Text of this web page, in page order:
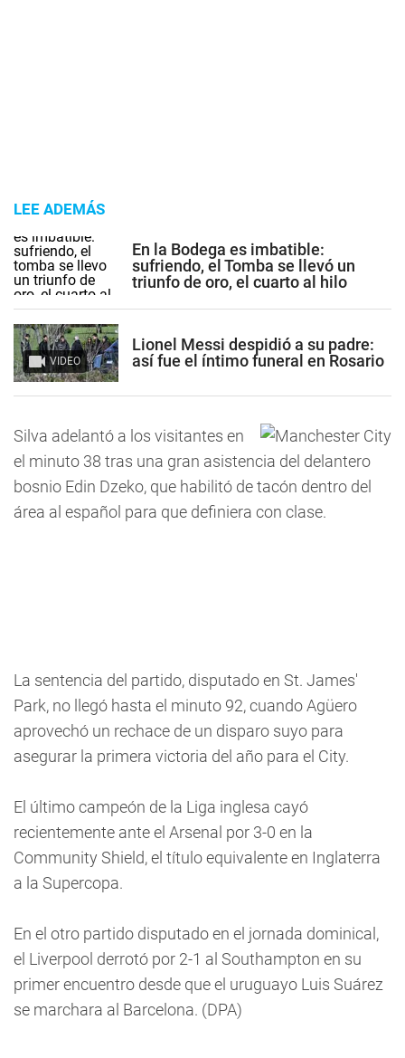
LEE ADEMÁS
En la Bodega es imbatible:
sufriendo, el Tomba se llevó un
triunfo de oro, el cuarto al hilo
VIDEO
Lionel Messi despidió a su padre:
así fue el íntimo funeral en Rosario
Silva adelantó a los visitantes en
el minuto 38 tras una gran asistencia del delantero
bosnio Edin Dzeko, que habilitó de tacón dentro del
área al español para que definiera con clase.
La sentencia del partido, disputado en St. James'
Park, no llegó hasta el minuto 92, cuando Agüero
aprovechó un rechace de un disparo suyo para
asegurar la primera victoria del año para el City.
El último campeón de la Liga inglesa cayó
recientemente ante el Arsenal por 3-0 en la
Community Shield, el título equivalente en Inglaterra
a la Supercopa.
En el otro partido disputado en el jornada dominical,
el Liverpool derrotó por 2-1 al Southampton en su
primer encuentro desde que el uruguayo Luis Suárez
se marchara al Barcelona. (DPA)